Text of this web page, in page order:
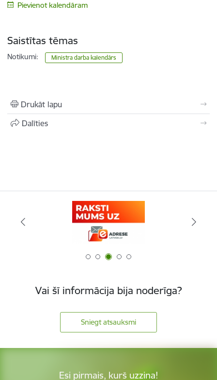
Pievienot kalendāram
Saistītas tēmas
Notikumi: Ministra darba kalendārs
Drukāt lapu
Dalīties
Vai šī informācija bija noderīga?
Sniegt atsauksmi
Esi pirmais, kurš uzzina!